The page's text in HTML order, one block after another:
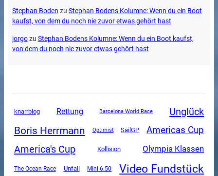
Stephan Boden zu Stephan Bodens Kolumne: Wenn du ein Boot
kaufst, von dem du noch nie zuvor etwas gehört hast
jorgozu Stephan Bodens Kolumne: Wenn du ein Boot kaufst,
von dem du noch nie zuvor etwas gehört hast
knarrblog Rettung Barcelona World Race Unglück
Boris Herrmann Optimist SailGP Americas Cup
America's Cup Kollision Olympia Klassen
The Ocean Race Unfall Mini 6.50 Video Fundstück